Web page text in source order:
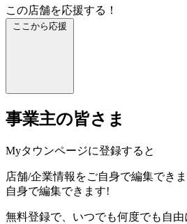
この店舗を応援する！
ここから応援
事業主の皆さま
Myタウンページに登録すると
店舗/企業情報をご自身で編集でき
自身で編集できます!
無料登録で、いつでも何度でも自由